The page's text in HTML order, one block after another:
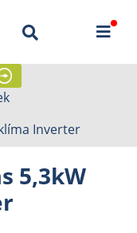
Inverter
5,3kW